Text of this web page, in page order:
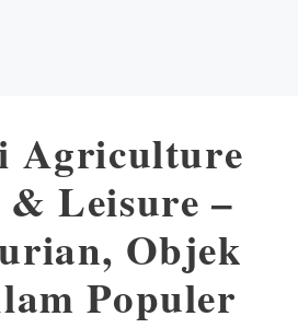
Agriculture
Leisure –
Objek
Populer